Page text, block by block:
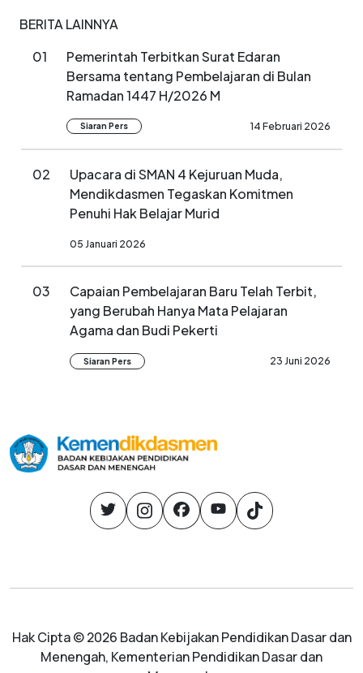
BERITA LAINNYA
01
Pemerintah Terbitkan Surat Edaran
Bersama tentang Pembelajaran di Bulan
Ramadan 1447 H/2026 M
Siaran Pers 14 Februari 2026
02
Upacara di SMAN 4 Kejuruan Muda,
Mendikdasmen Tegaskan Komitmen
Penuhi Hak Belajar Murid
05 Januari 2026
03
Capaian Pembelajaran Baru Telah Terbit,
yang Berubah Hanya Mata Pelajaran
Agama dan Budi Pekerti
Siaran Pers 23 Juni 2026
Hak Cipta © 2026 Badan Kebijakan Pendidikan Dasar dan
Menengah, Kementerian Pendidikan Dasar dan